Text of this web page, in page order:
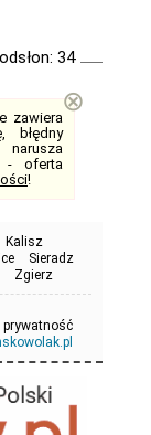
odsłon: 34
zawiera
błędny
- oferta
!
⊗
Kalisz
Sieradz
Zgierz
prywatność